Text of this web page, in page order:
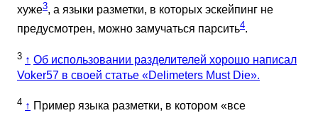
хуже3, а языки разметки, в которых эскейпинг не
предусмотрен, можно замучаться парсить4.
3 ↑ Об использовании разделителей хорошо написал
Voker57 в своей статье «Delimeters Must Die».
4 ↑ Пример языка разметки, в котором «все